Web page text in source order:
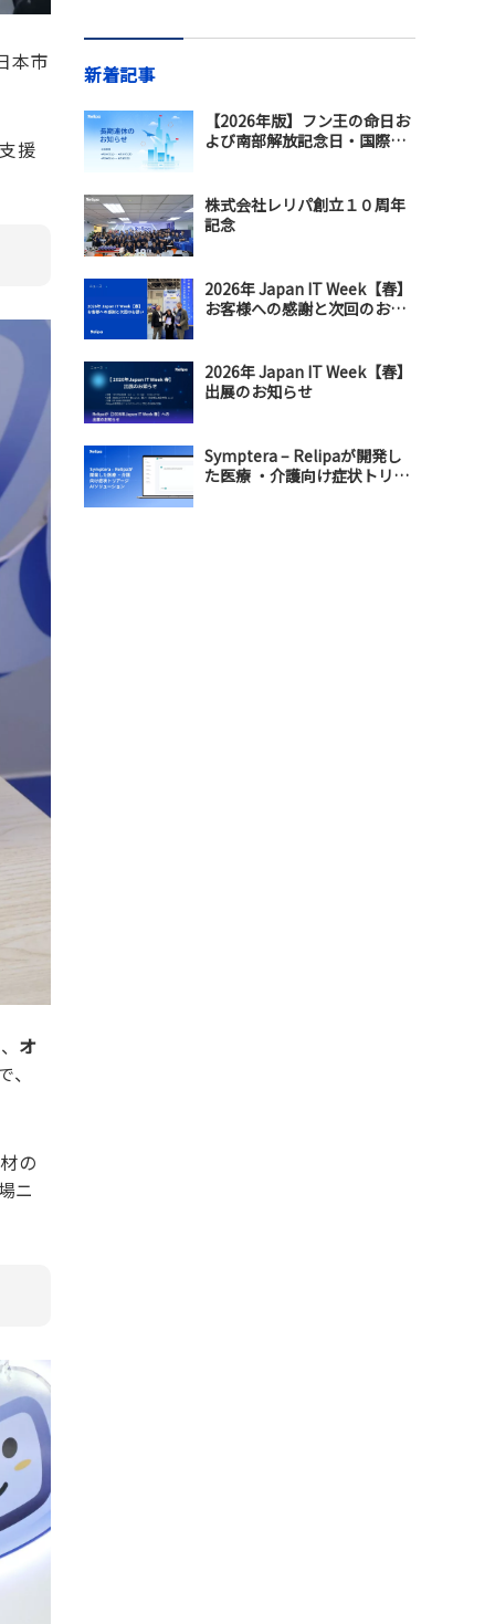
本市
援
オ
の
ニ
新着記事
【2026年版】フン王の命日お
よび南部解放記念日・国際メ
株式会社レリパ創立１０周年
記念
2026年 Japan IT Week【春】
お客様への感謝と次回のお誘
2026年 Japan IT Week【春】
出展のお知らせ
Symptera – Relipaが開発し
た医療 ・介護向け症状トリア